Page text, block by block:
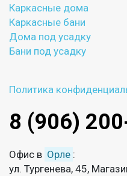
Каркасные дома
Каркасные бани
Дома под усадку
Бани под усадку
Политика
8 (906)
Офис в Орле :
ул. Тургенева, 45,